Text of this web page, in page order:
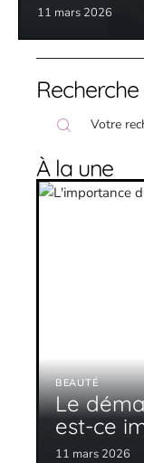
11 mars 2026
Recherche
À la une
BEAUTÉ
Le
est-ce
11 mars 2026